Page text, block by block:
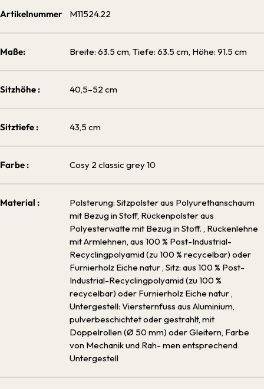
Artikelnummer M11524.22
Maße: Breite: 63.5 cm, Tiefe: 63.5 cm, Höhe: 91.5 cm
Sitzhöhe : 40,5–52 cm
Sitztiefe : 43,5 cm
Farbe : Cosy 2 classic grey 10
Material :
Polsterung: Sitzpolster aus Polyurethanschaum
mit Bezug in Stoff, Rückenpolster aus
Polyesterwatte mit Bezug in Stoff. , Rückenlehne
mit Armlehnen, aus 100 % Post-Industrial-
Recyclingpolyamid (zu 100 % recycelbar) oder
Furnierholz Eiche natur , Sitz: aus 100 % Post-
Industrial-Recyclingpolyamid (zu 100 %
recycelbar) oder Furnierholz Eiche natur ,
Untergestell: Viersternfuss aus Aluminium,
pulverbeschichtet oder gestrahlt, mit
Doppelrollen (Ø 50 mm) oder Gleitern, Farbe
von Mechanik und Rah- men entsprechend
Untergestell